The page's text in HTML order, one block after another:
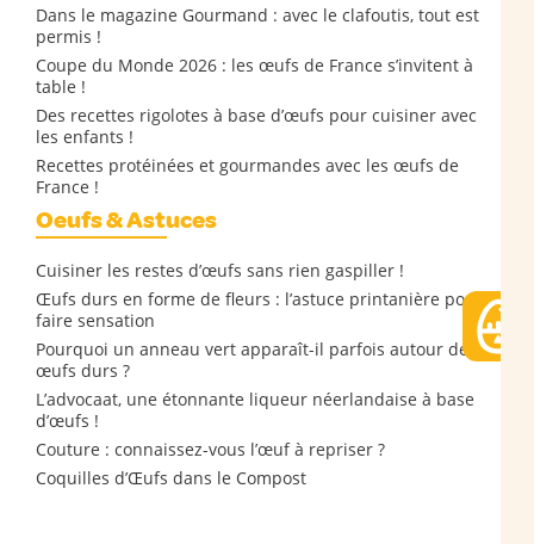
Dans le magazine Gourmand : avec le clafoutis, tout est
permis !
Coupe du Monde 2026 : les œufs de France s’invitent à
table !
Des recettes rigolotes à base d’œufs pour cuisiner avec
les enfants !
Recettes protéinées et gourmandes avec les œufs de
France !
Oeufs & Astuces
Cuisiner les restes d’œufs sans rien gaspiller !
Œufs durs en forme de fleurs : l’astuce printanière pour
faire sensation
Pourquoi un anneau vert apparaît-il parfois autour des
œufs durs ?
L’advocaat, une étonnante liqueur néerlandaise à base
d’œufs !
Couture : connaissez-vous l’œuf à repriser ?
Coquilles d’Œufs dans le Compost